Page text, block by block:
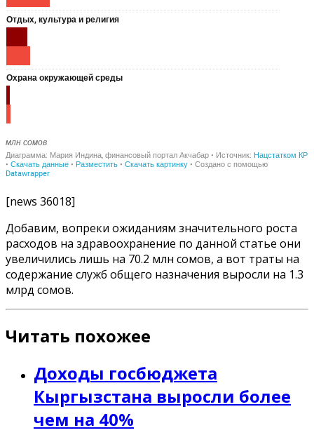
[news 36018]
Добавим, вопреки ожиданиям значительного роста
расходов на здравоохранение по данной статье они
увеличились лишь на 70.2 млн сомов, а вот траты на
содержание служб общего назначения выросли на 1.3
млрд сомов.
Читать похожее
Доходы госбюджета
Кыргызстана выросли более
чем на 40%